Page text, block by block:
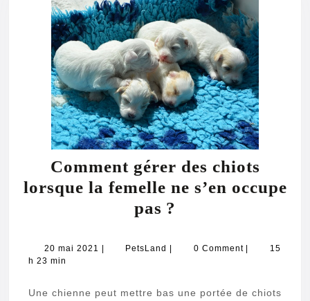
Comment gérer des chiots
lorsque la femelle ne s’en occupe
pas ?
des
lorsque
20 mai 2021 20
PetsLand PetsLand0 Comment
15
h 23 min
Une chienne peut mettre bas une portée de chiots